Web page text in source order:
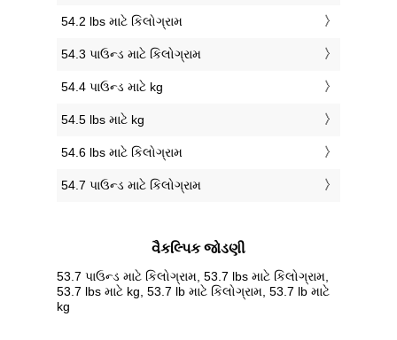
54.2 lbs માટે કિલોગ્રામ
54.3 પાઉન્ડ માટે કિલોગ્રામ
54.4 પાઉન્ડ માટે kg
54.5 lbs માટે kg
54.6 lbs માટે કિલોગ્રામ
54.7 પાઉન્ડ માટે કિલોગ્રામ
વૈકલ્પિક જોડણી
53.7 પાઉન્ડ માટે કિલોગ્રામ, 53.7 lbs માટે કિલોગ્રામ,
53.7 lbs માટે kg, 53.7 lb માટે કિલોગ્રામ, 53.7 lb માટે
kg